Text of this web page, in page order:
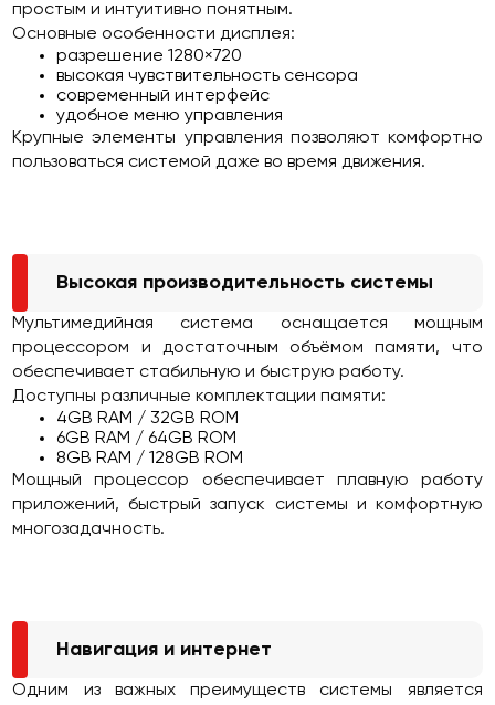
простым и интуитивно понятным.
Основные особенности дисплея:
разрешение 1280×720
высокая чувствительность сенсора
современный интерфейс
удобное меню управления
Крупные элементы управления позволяют комфортно
пользоваться системой даже во время движения.
Высокая производительность системы
Мультимедийная система оснащается мощным
процессором и достаточным объёмом памяти, что
обеспечивает стабильную и быструю работу.
Доступны различные комплектации памяти:
4GB RAM / 32GB ROM
6GB RAM / 64GB ROM
8GB RAM / 128GB ROM
Мощный процессор обеспечивает плавную работу
приложений, быстрый запуск системы и комфортную
многозадачность.
Навигация и интернет
Одним из важных преимуществ системы является